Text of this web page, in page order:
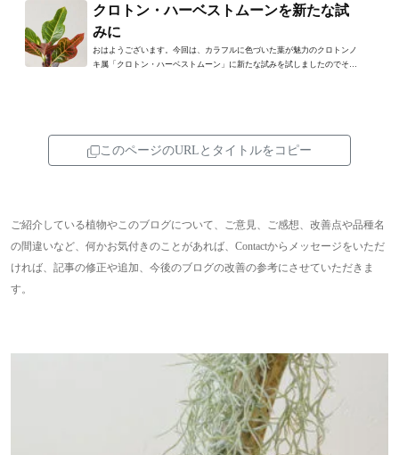
クロトン・ハーベストムーンを新たな試
みに
おはようございます。今回は、カラフルに色づいた葉が魅力のクロトンノ
キ属「クロトン・ハーベストムーン」に新たな試みを試しましたのでその
このページのURLとタイトルをコピー
ご紹介している植物やこのブログについて、ご意見、ご感想、改善点や品種名
の間違いなど、何かお気付きのことがあれば、Contactからメッセージをいただ
ければ、記事の修正や追加、今後のブログの改善の参考にさせていただきま
す。